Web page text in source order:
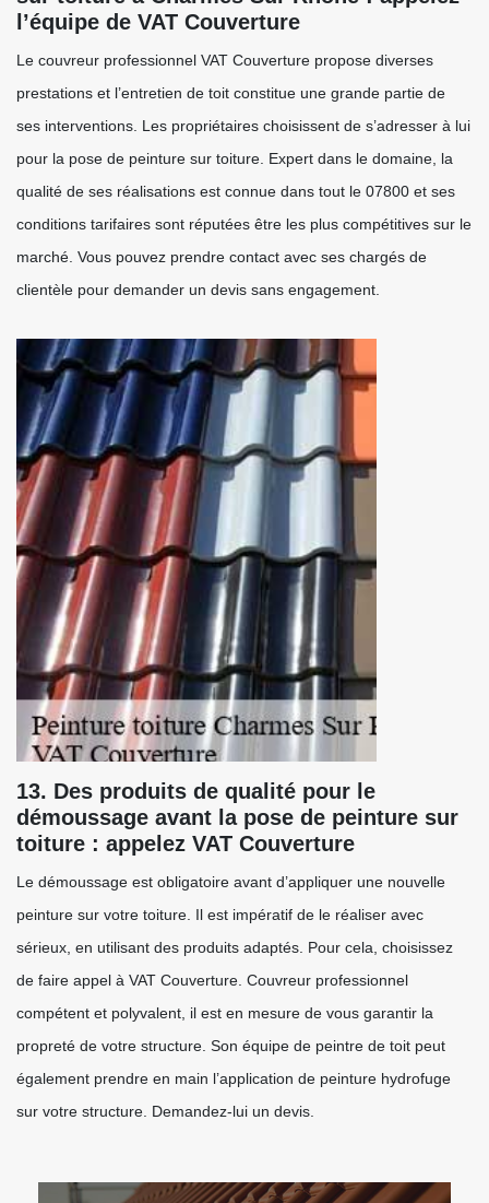
l’équipe de VAT Couverture
Le couvreur professionnel VAT Couverture propose diverses
prestations et l’entretien de toit constitue une grande partie de
ses interventions. Les propriétaires choisissent de s’adresser à lui
pour la pose de peinture sur toiture. Expert dans le domaine, la
qualité de ses réalisations est connue dans tout le 07800 et ses
conditions tarifaires sont réputées être les plus compétitives sur le
marché. Vous pouvez prendre contact avec ses chargés de
clientèle pour demander un devis sans engagement.
13. Des produits de qualité pour le
démoussage avant la pose de peinture sur
toiture : appelez VAT Couverture
Le démoussage est obligatoire avant d’appliquer une nouvelle
peinture sur votre toiture. Il est impératif de le réaliser avec
sérieux, en utilisant des produits adaptés. Pour cela, choisissez
de faire appel à VAT Couverture. Couvreur professionnel
compétent et polyvalent, il est en mesure de vous garantir la
propreté de votre structure. Son équipe de peintre de toit peut
également prendre en main l’application de peinture hydrofuge
sur votre structure. Demandez-lui un devis.